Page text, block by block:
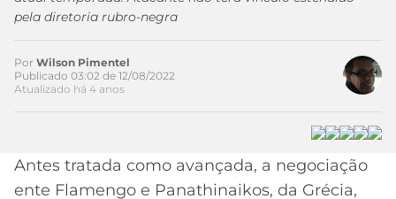
DE
APOSTAS
2026
CÓDIGO
TIMES
MEU
TIME
CORINTHIANS
CAMPEONATOS
A
MERCADO
pela diretoria rubro-negra
no Twitter
Por Wilson Pimentel
Publicado 03:02 de 12/08/2022
Atualizado há 4 anos
Antes tratada como avançada, a negociação
ente Flamengo e Panathinaikos, da Grécia,